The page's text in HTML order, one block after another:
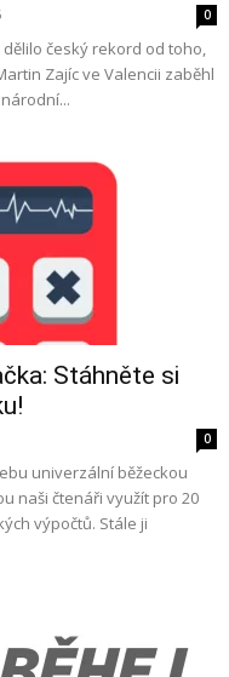
0
český rekord od toho,
Zajíc ve Valencii zaběhl
Stáhněte si
0
univerzální běžeckou
naši čtenáři využít pro 20
výpočtů. Stále ji